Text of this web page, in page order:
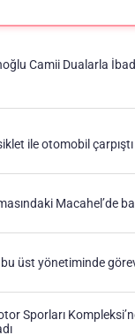
Camii Dualarla
ile otomobil çarpıştı
Macahel’de
üst yönetiminde
Sporları